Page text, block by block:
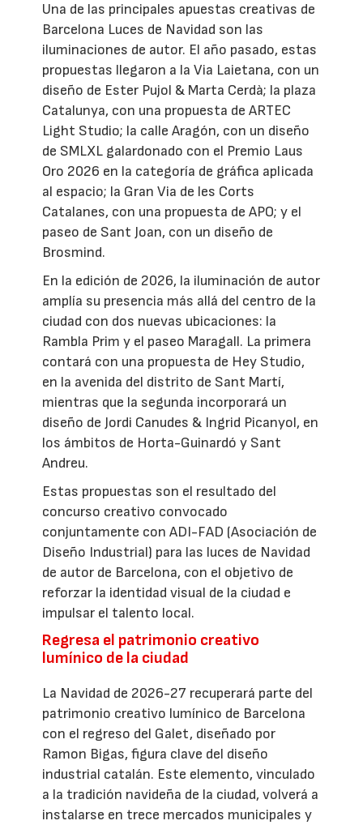
Una de las principales apuestas creativas de
Barcelona Luces de Navidad son las
iluminaciones de autor. El año pasado, estas
propuestas llegaron a la Via Laietana, con un
diseño de Ester Pujol & Marta Cerdà; la plaza
Catalunya, con una propuesta de ARTEC
Light Studio; la calle Aragón, con un diseño
de SMLXL galardonado con el Premio Laus
Oro 2026 en la categoría de gráfica aplicada
al espacio; la Gran Via de les Corts
Catalanes, con una propuesta de APO; y el
paseo de Sant Joan, con un diseño de
Brosmind.
En la edición de 2026, la iluminación de autor
amplía su presencia más allá del centro de la
ciudad con dos nuevas ubicaciones: la
Rambla Prim y el paseo Maragall. La primera
contará con una propuesta de Hey Studio,
en la avenida del distrito de Sant Martí,
mientras que la segunda incorporará un
diseño de Jordi Canudes & Ingrid Picanyol, en
los ámbitos de Horta-Guinardó y Sant
Andreu.
Estas propuestas son el resultado del
concurso creativo convocado
conjuntamente con ADI-FAD (Asociación de
Diseño Industrial) para las luces de Navidad
de autor de Barcelona, con el objetivo de
reforzar la identidad visual de la ciudad e
impulsar el talento local.
Regresa el patrimonio creativo
lumínico de la ciudad
La Navidad de 2026-27 recuperará parte del
patrimonio creativo lumínico de Barcelona
con el regreso del Galet, diseñado por
Ramon Bigas, figura clave del diseño
industrial catalán. Este elemento, vinculado
a la tradición navideña de la ciudad, volverá a
instalarse en trece mercados municipales y